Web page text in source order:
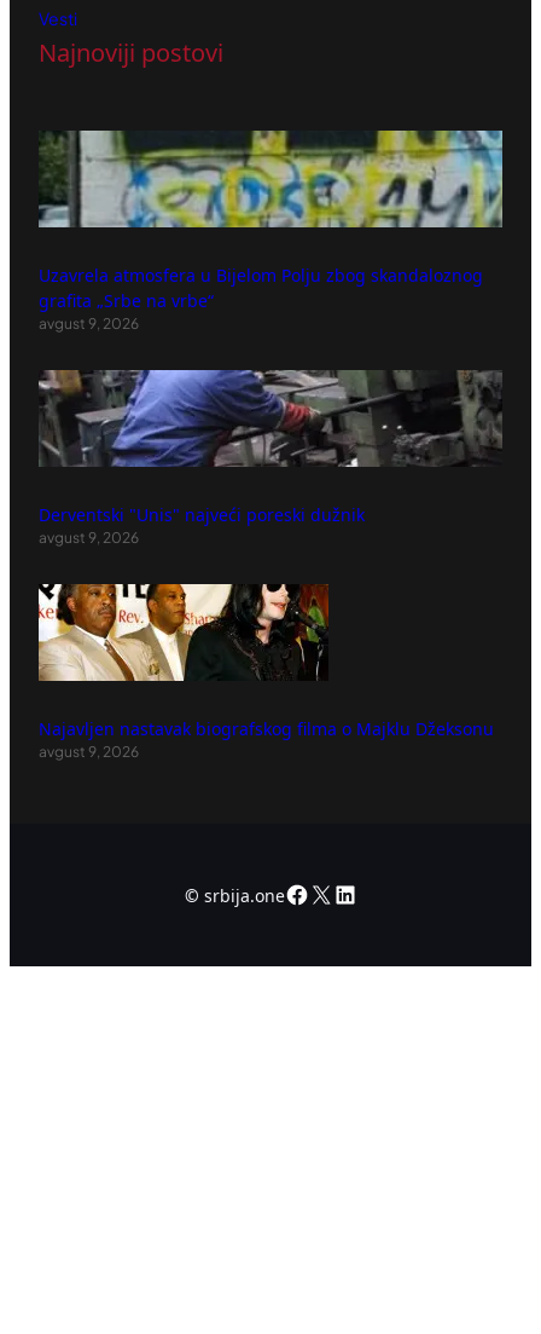
Vesti
Najnoviji postovi
Uzavrela atmosfera u Bijelom Polju zbog skandaloznog
grafita „Srbe na vrbe“
avgust 9, 2026
Derventski "Unis" najveći poreski dužnik
avgust 9, 2026
Najavljen nastavak biografskog filma o Majklu Džeksonu
avgust 9, 2026
© srbija.oneFacebook
X LinkedIn